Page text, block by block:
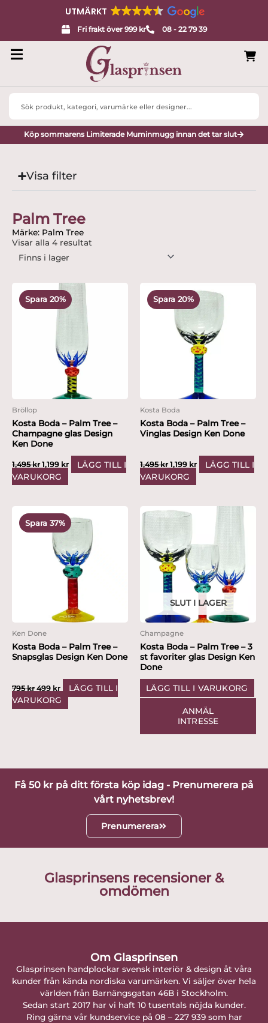
UTMÄRKT
Fri frakt över 999 kr 08 - 22 79 39
Search
Köp sommarens Limiterade Muminmugg innan det tar slut
Visa filter
Palm Tree
Märke: Palm Tree
Visar alla 4 resultat
Spara 20%
Bröllop
Kosta Boda – Palm Tree –
Champagne glas Design
Ken Done
1,495kr
ursprungliga
1,199 kr
nuvarande
priset
1,199 kr.
LÄGG TILL I
VARUKORG
Spara 20%
Kosta Boda
Kosta Boda – Palm Tree –
Vinglas Design Ken Done
1,495kr
ursprungliga
1,495 kr.
1,199 kr
nuvarande
priset
1,199 kr.
LÄGG TILL I
VARUKORG
Spara 37%
Ken Done
Kosta Boda – Palm Tree –
Snapsglas Design Ken Done
795kr
ursprungliga
795 kr.
499 kr
nuvarande
priset
499 kr.
LÄGG TILL I
VARUKORG
SLUT I LAGER
Champagne
Kosta Boda – Palm Tree – 3
st favoriter glas Design Ken
Done
LÄGG TILL I VARUKORG
ANMÄL
INTRESSE
Få 50 kr på ditt första köp idag - Prenumerera på
vårt nyhetsbrev!
Prenumerera
Glasprinsens recensioner &
omdömen
Om Glasprinsen
Glasprinsen handplockar svensk interiör & design åt våra
kunder från kända nordiska varumärken. Vi säljer över hela
världen från Barnängsgatan 46B i Stockholm.
Sedan start 2017 har vi haft 10 tusentals nöjda kunder.
Ring gärna vår kundservice på 08 – 227 939 som har